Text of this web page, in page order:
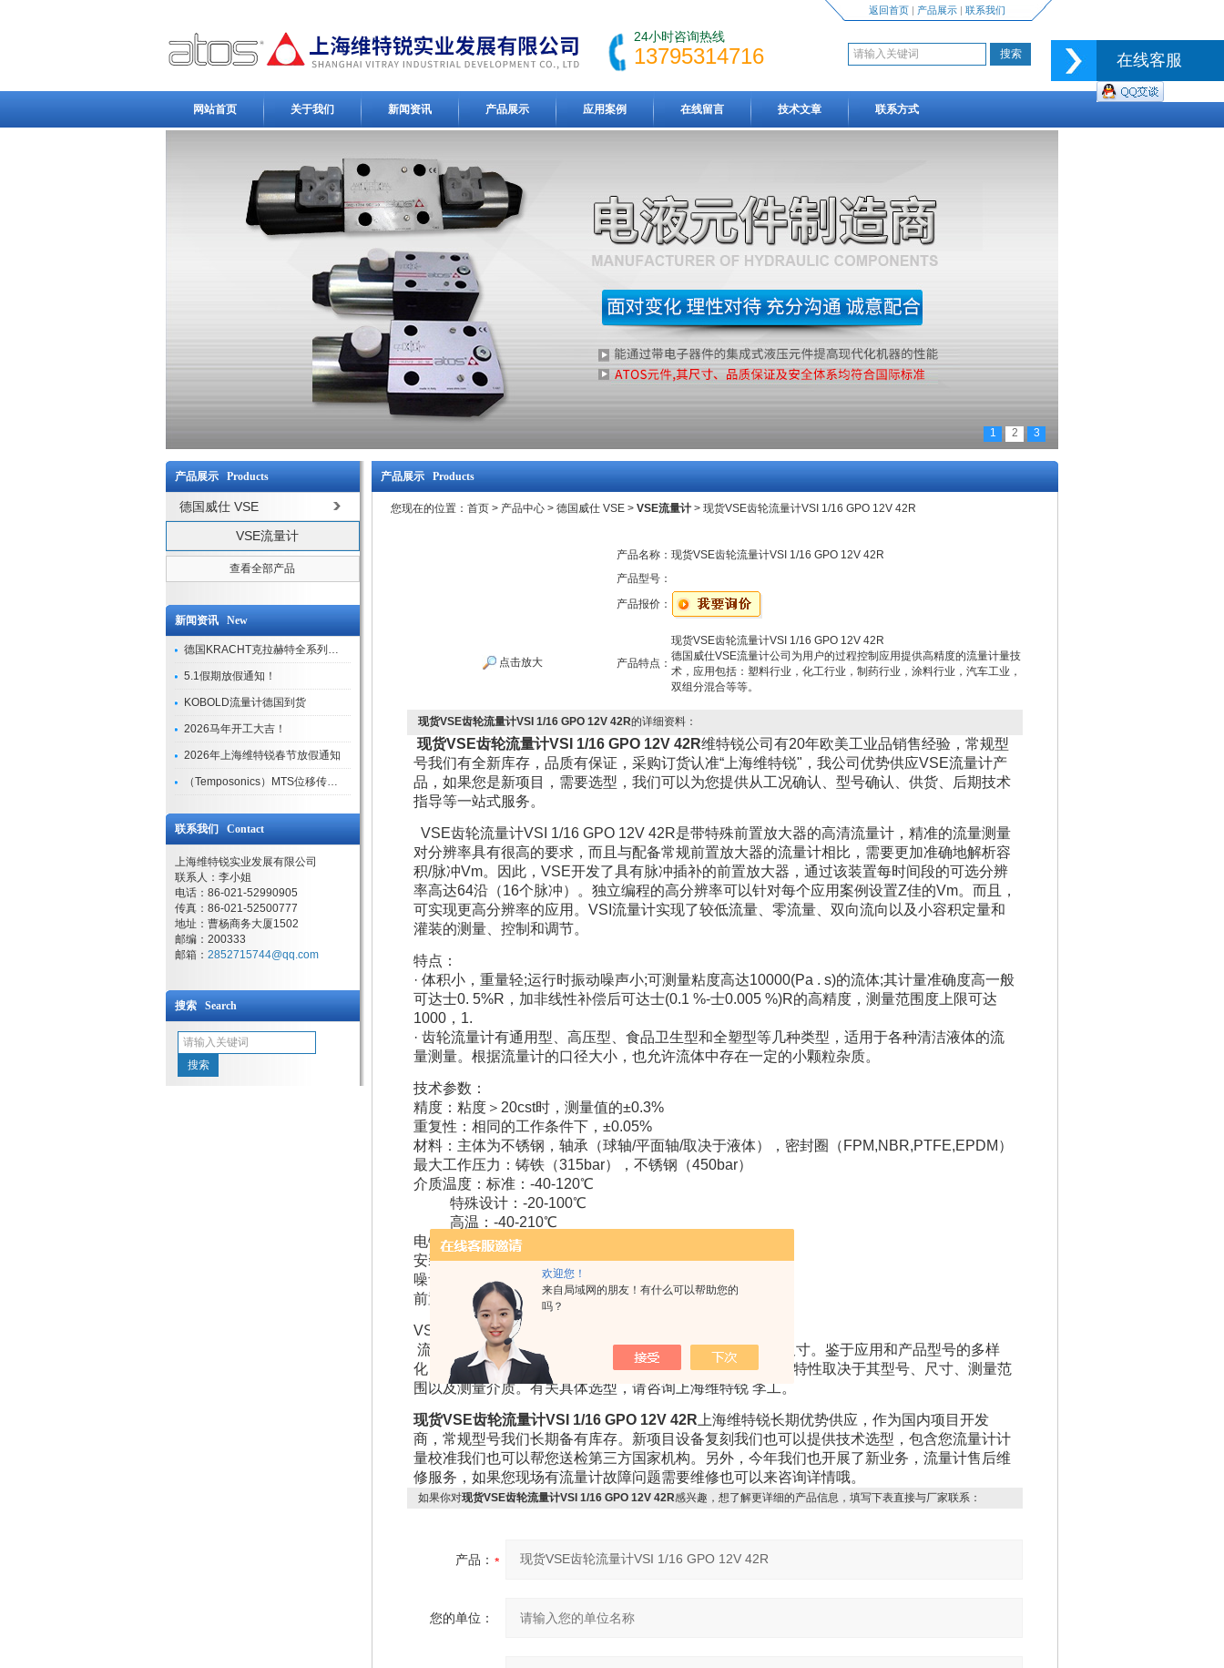
欢迎您！
来自局域网的朋友！有什么可以帮助您的
吗？
返回首页| 产品展示| 联系我们
24小时咨询热线
13795314716
网站首页 关于我们 新闻资讯 产品展示 应用案例 在线留言 技术文章 联系方式
1 2 3
产品展示 Products
德国威仕 VSE
VSE流量计
查看全部产品
新闻资讯 New
德国KRACHT克拉赫特全系列现货库存
5.1假期放假通知！
KOBOLD流量计德国到货
2026马年开工大吉！
2026年上海维特锐春节放假通知
（Temposonics）MTS位移传感器现货库存型号
联系我们 Contact
上海维特锐实业发展有限公司
联系人：李小姐
电话：86-021-52990905
传真：86-021-52500777
地址：曹杨商务大厦1502
邮编：200333
邮箱： 2852715744@qq.com
搜索 Search
产品展示 Products
您现在的位置： 首页 > 产品中心 > 德国威仕 VSE > VSE流量计 > 现货VSE齿轮流量计VSI 1/16 GPO 12V 42R
点击放大
产品名称： 现货VSE齿轮流量计VSI 1/16 GPO 12V 42R
产品型号：
产品报价：
产品特点：
现货VSE齿轮流量计VSI 1/16 GPO 12V 42R
德国威仕VSE流量计公司为用户的过程控制应用提供高精度的流量计量技
术，应用包括：塑料行业，化工行业，制药行业，涂料行业，汽车工业，
双组分混合等等。
现货VSE齿轮流量计VSI 1/16 GPO 12V 42R的详细资料：
现货VSE齿轮流量计VSI 1/16 GPO 12V 42R维特锐公司有20年欧美工业品销售经验，常规型
号我们有全新库存，品质有保证，采购订货认准“上海维特锐"，我公司优势供应VSE流量计产
品，如果您是新项目，需要选型，我们可以为您提供从工况确认、型号确认、供货、后期技术
指导等一站式服务。
VSE齿轮流量计VSI 1/16 GPO 12V 42R是带特殊前置放大器的高清流量计，精准的流量测量
对分辨率具有很高的要求，而且与配备常规前置放大器的流量计相比，需要更加准确地解析容
积/脉冲Vm。因此，VSE开发了具有脉冲插补的前置放大器，通过该装置每时间段的可选分辨
率高达64沿（16个脉冲）。独立编程的高分辨率可以针对每个应用案例设置Z佳的Vm。而且，
可实现更高分辨率的应用。VSI流量计实现了较低流量、零流量、双向流向以及小容积定量和
灌装的测量、控制和调节。
特点：
· 体积小，重量轻;运行时振动噪声小;可测量粘度高达10000(Pa . s)的流体;其计量准确度高一般
可达士0. 5%R，加非线性补偿后可达士(0.1 %-士0.005 %)R的高精度，测量范围度上限可达
1000，1.
· 齿轮流量计有通用型、高压型、食品卫生型和全塑型等几种类型，适用于各种清洁液体的流
量测量。根据流量计的口径大小，也允许流体中存在一定的小颗粒杂质。
技术参数：
精度：粘度＞20cst时，测量值的±0.3%
重复性：相同的工作条件下，±0.05%
材料：主体为不锈钢，轴承（球轴/平面轴/取决于液体），密封圈（FPM,NBR,PTFE,EPDM）
最大工作压力：铸铁（315bar），不锈钢（450bar）
介质温度：标准：-40-120℃
特殊设计：-20-100℃
高温：-40-210℃
电镀范围：1-100000 cSt
安装位置：不受限，在侧面或底部连接的垫板上
噪音等级：最大72 dB（A）
前置放大器：10到28
VSE流量计的选择：
流量计的正常运转和安全操作关键在于选择正确的型号和尺寸。鉴于应用和产品型号的多样
化，VSE目录中的技术参数只体现一般特性。流量计的某些特性取决于其型号、尺寸、测量范
围以及测量介质。有关具体选型，请咨询上海维特锐 李工。
现货VSE齿轮流量计VSI 1/16 GPO 12V 42R 上海维特锐长期优势供应，作为国内项目开发
商，常规型号我们长期备有库存。新项目设备复刻我们也可以提供技术选型，包含您流量计计
量校准我们也可以帮您送检第三方国家机构。另外，今年我们也开展了新业务，流量计售后维
修服务，如果您现场有流量计故障问题需要维修也可以来咨询详情哦。
如果你对现货VSE齿轮流量计VSI 1/16 GPO 12V 42R感兴趣，想了解更详细的产品信息，填写下表直接与厂家联系：
产品：
您的单位：
在线客服